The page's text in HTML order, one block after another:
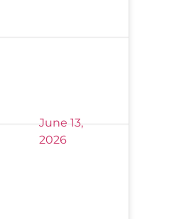
June 13,
2026